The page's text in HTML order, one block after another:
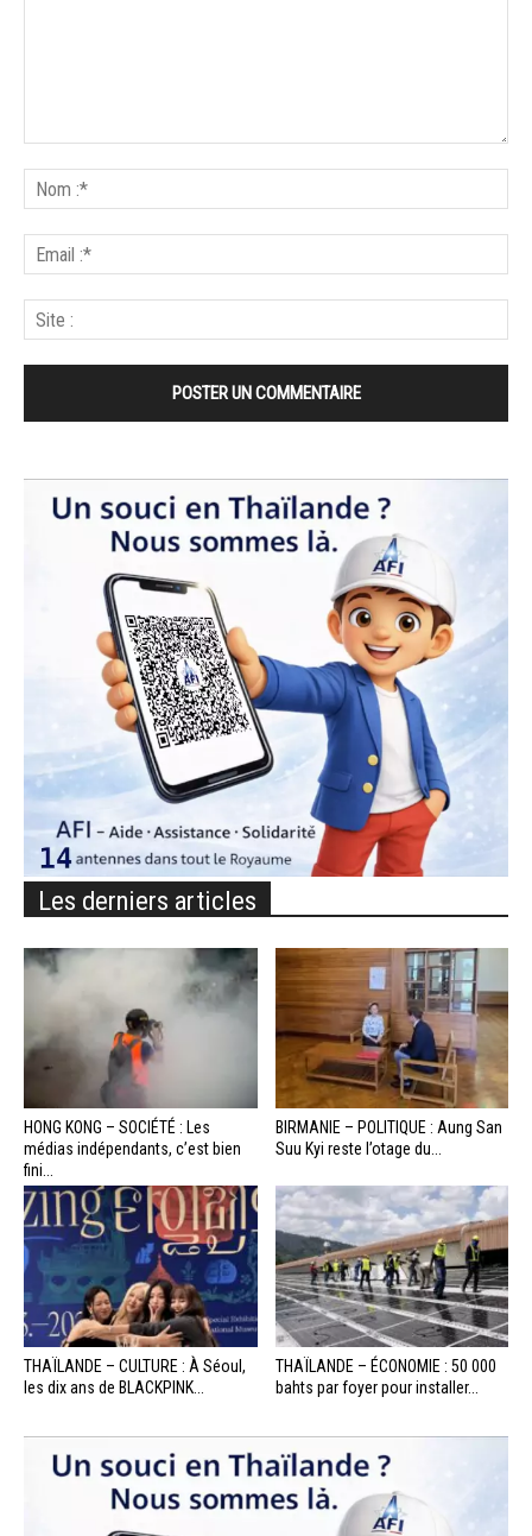
Les derniers articles
HONG KONG – SOCIÉTÉ : Les
médias indépendants, c’est bien
fini...
BIRMANIE – POLITIQUE : Aung San
Suu Kyi reste l’otage du...
THAÏLANDE – CULTURE : À Séoul,
les dix ans de BLACKPINK...
THAÏLANDE – ÉCONOMIE : 50 000
bahts par foyer pour installer...